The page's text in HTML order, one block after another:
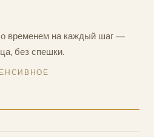
временем на каждый шаг —
без спешки.